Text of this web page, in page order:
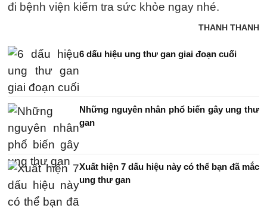
đi bệnh viện kiếm tra sức khỏe ngay nhé.
THANH THANH
6 dấu hiệu ung thư gan giai đoạn cuối
Những nguyên nhân phổ biến gây ung thư
gan
Xuất hiện 7 dấu hiệu này có thể bạn đã mắc
ung thư gan